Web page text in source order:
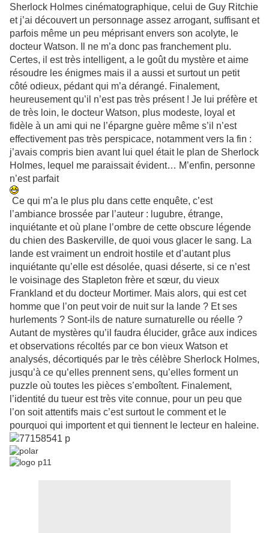
Sherlock Holmes cinématographique, celui de Guy Ritchie
et j’ai découvert un personnage assez arrogant, suffisant et
parfois même un peu méprisant envers son acolyte, le
docteur Watson. Il ne m’a donc pas franchement plu.
Certes, il est très intelligent, a le goût du mystère et aime
résoudre les énigmes mais il a aussi et surtout un petit
côté odieux, pédant qui m’a dérangé. Finalement,
heureusement qu’il n’est pas très présent ! Je lui préfère et
de très loin, le docteur Watson, plus modeste, loyal et
fidèle à un ami qui ne l’épargne guère même s’il n’est
effectivement pas très perspicace, notamment vers la fin :
j’avais compris bien avant lui quel était le plan de Sherlock
Holmes, lequel me paraissait évident… M’enfin, personne
n’est parfait
Ce qui m’a le plus plu dans cette enquête, c’est
l’ambiance brossée par l’auteur : lugubre, étrange,
inquiétante et où plane l’ombre de cette obscure légende
du chien des Baskerville, de quoi vous glacer le sang. La
lande est vraiment un endroit hostile et d’autant plus
inquiétante qu’elle est désolée, quasi déserte, si ce n’est
le voisinage des Stapleton frère et sœur, du vieux
Frankland et du docteur Mortimer. Mais alors, qui est cet
homme que l’on peut voir de nuit sur la lande ? Et ses
hurlements ? Sont-ils de nature surnaturelle ou réelle ?
Autant de mystères qu’il faudra élucider, grâce aux indices
et observations récoltés par ce bon vieux Watson et
analysés, décortiqués par le très célèbre Sherlock Holmes,
jusqu’à ce qu’elles prennent sens, qu’elles forment un
puzzle où toutes les pièces s’emboîtent. Finalement,
l’identité du tueur est très vite connue, pour un peu que
l’on soit attentifs mais c’est surtout le comment et le
pourquoi qui importent et qui tiennent le lecteur en haleine.